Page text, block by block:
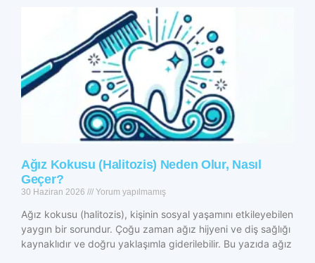
Ağız Kokusu (Halitozis) Neden Olur, Nasıl
Geçer?
30 Haziran 2026 Yorum yapılmamış
Ağız kokusu (halitozis), kişinin sosyal yaşamını etkileyebilen
yaygın bir sorundur. Çoğu zaman ağız hijyeni ve diş sağlığı
kaynaklıdır ve doğru yaklaşımla giderilebilir. Bu yazıda ağız